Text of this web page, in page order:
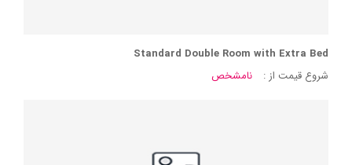
Standard Double Room with Extra Bed
شروع قیمت از :
نامشخص